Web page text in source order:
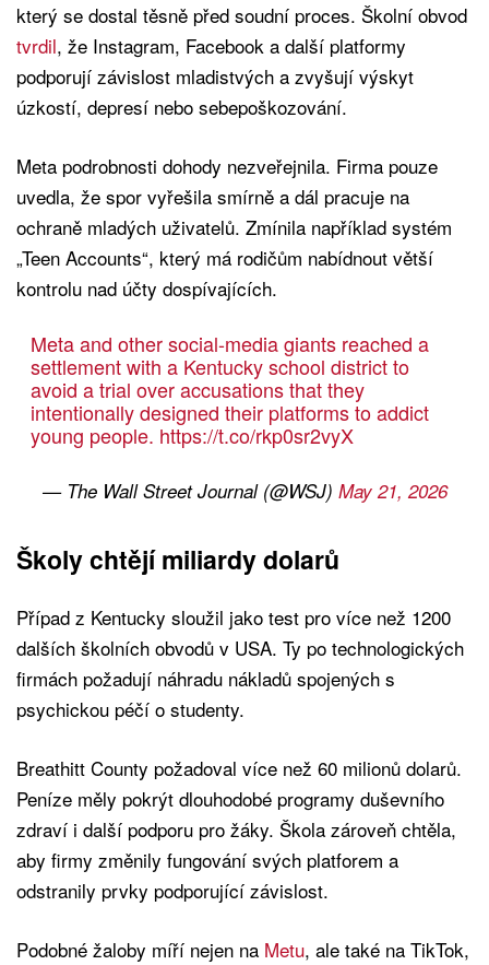
který se dostal těsně před soudní proces. Školní obvod
tvrdil, že Instagram, Facebook a další platformy
podporují závislost mladistvých a zvyšují výskyt
úzkostí, depresí nebo sebepoškozování.
Meta podrobnosti dohody nezveřejnila. Firma pouze
uvedla, že spor vyřešila smírně a dál pracuje na
ochraně mladých uživatelů. Zmínila například systém
„Teen Accounts“, který má rodičům nabídnout větší
kontrolu nad účty dospívajících.
Meta and other social-media giants reached a
settlement with a Kentucky school district to
avoid a trial over accusations that they
intentionally designed their platforms to addict
young people. https://t.co/rkp0sr2vyX
— The Wall Street Journal (@WSJ) May 21, 2026
Školy chtějí miliardy dolarů
Případ z Kentucky sloužil jako test pro více než 1200
dalších školních obvodů v USA. Ty po technologických
firmách požadují náhradu nákladů spojených s
psychickou péčí o studenty.
Breathitt County požadoval více než 60 milionů dolarů.
Peníze měly pokrýt dlouhodobé programy duševního
zdraví i další podporu pro žáky. Škola zároveň chtěla,
aby firmy změnily fungování svých platforem a
odstranily prvky podporující závislost.
Podobné žaloby míří nejen na Metu, ale také na TikTok,